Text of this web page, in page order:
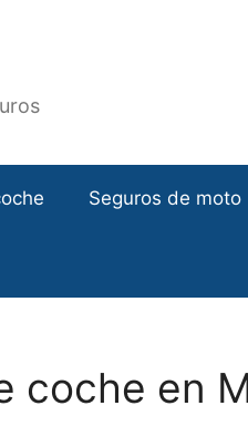
Seguros de moto
coche en